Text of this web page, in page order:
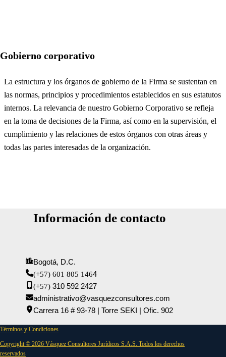
Gobierno corporativo
La estructura y los órganos de gobierno de la Firma se sustentan en
las normas, principios y procedimientos establecidos en sus estatutos
internos. La relevancia de nuestro Gobierno Corporativo se refleja
en la toma de decisiones de la Firma, así como en la supervisión, el
cumplimiento y las relaciones de estos órganos con otras áreas y
todas las partes interesadas de la organización.
Información de contacto
Bogotá, D.C.
(+57) 601 805 1464
(+57)310 592 2427
administrativo@vasquezconsultores.com
Carrera 16 # 93-78 | Torre SEKI | Ofic. 902
Términos y Condiciones
Copyright © 2026 Vásquez Consultores Jurídicos S.A.S. Todos los derechos
reservados